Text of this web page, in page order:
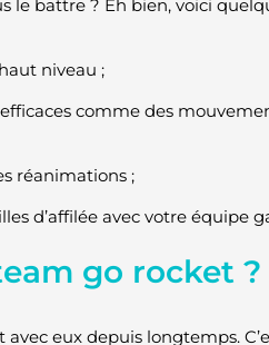
le battre ? Eh bien, voici
niveau ;
comme des
réanimations ;
d’affilée avec votre équipe
go rocket ?
eux depuis longtemps.